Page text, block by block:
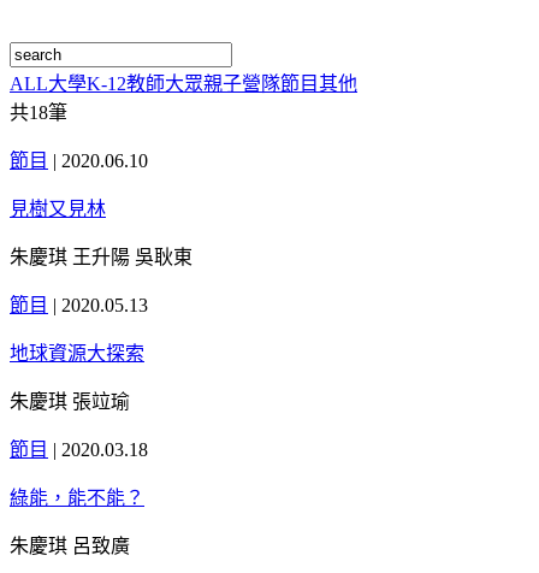
ALL大學K-12教師大眾親子營隊節目其他
共18筆
節目 | 2020.06.10
見樹又見林
朱慶琪 王升陽 吳耿東
節目 | 2020.05.13
地球資源大探索
朱慶琪 張竝瑜
節目 | 2020.03.18
綠能，能不能？
朱慶琪 呂致廣